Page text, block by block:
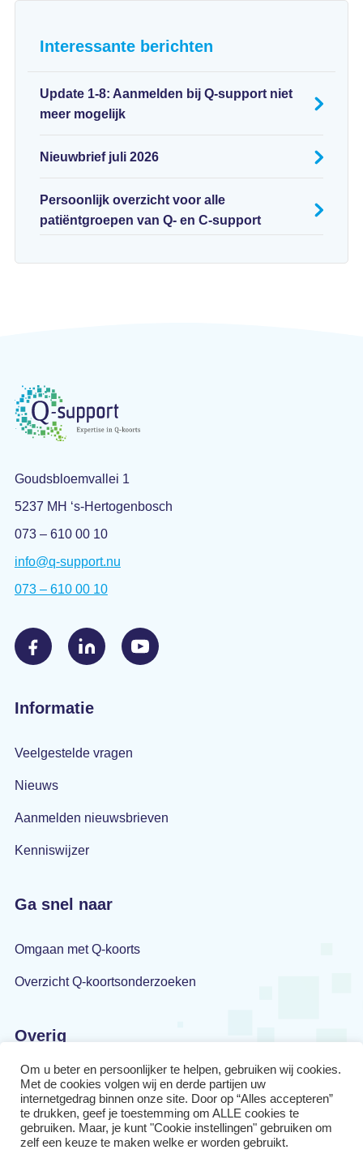
Interessante berichten
Update 1-8: Aanmelden bij Q-support niet
meer mogelijk
Nieuwbrief juli 2026
Persoonlijk overzicht voor alle
patiëntgroepen van Q- en C-support
Goudsbloemvallei 1
5237 MH ‘s-Hertogenbosch
073 – 610 00 10
info@q-support.nu
073 – 610 00 10
Informatie
Veelgestelde vragen
Nieuws
Aanmelden nieuwsbrieven
Kenniswijzer
Ga snel naar
Omgaan met Q-koorts
Overzicht Q-koortsonderzoeken
Overig
Privacyverklaring
Disclaimer
Cookiebeleid
Om u beter en persoonlijker te helpen, gebruiken wij cookies.
Met de cookies volgen wij en derde partijen uw
internetgedrag binnen onze site. Door op “Alles accepteren”
te drukken, geef je toestemming om ALLE cookies te
gebruiken. Maar, je kunt "Cookie instellingen" gebruiken om
zelf een keuze te maken welke er worden gebruikt.